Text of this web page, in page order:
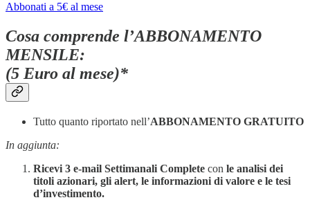
Abbonati a 5€ al mese
Cosa comprende l’ABBONAMENTO
MENSILE:
(5 Euro al mese)*
Tutto quanto riportato nell’ABBONAMENTO GRATUITO
In aggiunta:
Ricevi 3 e-mail Settimanali Complete con le analisi dei
titoli azionari, gli alert, le informazioni di valore e le tesi
d’investimento.